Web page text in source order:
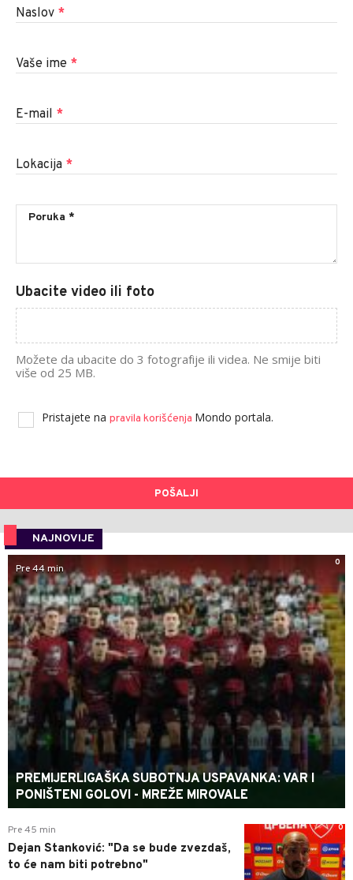
Naslov *
Vaše ime *
E-mail *
Lokacija *
Ubacite video ili foto
Možete da ubacite do 3 fotografije ili videa. Ne smije biti
više od 25 MB.
Pristajete na pravila korišćenja Mondo portala.
POŠALJI
NAJNOVIJE
0
Pre 44 min
PREMIJERLIGAŠKA SUBOTNJA USPAVANKA: VAR I
PONIŠTENI GOLOVI - MREŽE MIROVALE
0
Pre 45 min
Dejan Stanković: "Da se bude zvezdaš,
to će nam biti potrebno"